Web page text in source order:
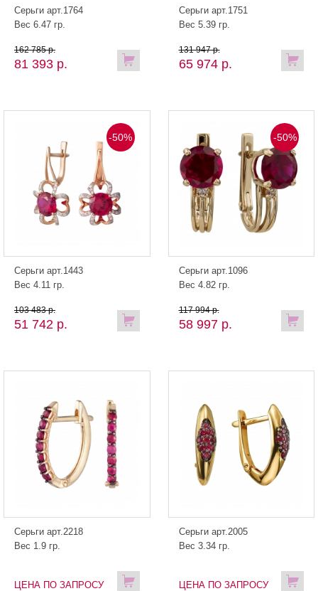
Серьги арт.1764
Вес 6.47 гр.
81 393 р.
162 785 р.
Серьги арт.1751
Вес 5.39 гр.
65 974 р.
131 947 р.
-50%
Серьги арт.1443
Вес 4.11 гр.
51 742 р.
103 483 р.
-50%
Серьги арт.1096
Вес 4.82 гр.
58 997 р.
117 994 р.
Серьги арт.2218
Вес 1.9 гр.
ЦЕНА ПО ЗАПРОСУ
Серьги арт.2005
Вес 3.34 гр.
ЦЕНА ПО ЗАПРОСУ